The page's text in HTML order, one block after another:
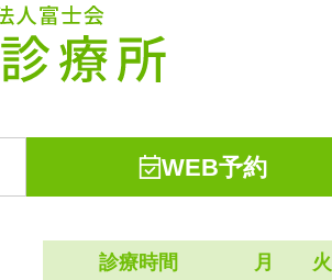
WEB予約
診療時間 月 火